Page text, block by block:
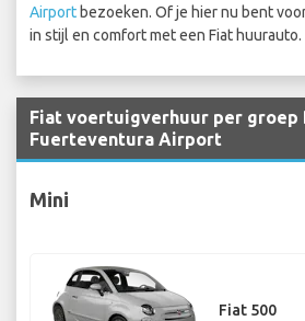
Airport bezoeken. Of je hier nu bent
in stijl en comfort met een Fiat huurauto.
Fiat voertuigverhuur per groep
Fuerteventura Airport
Mini
Fiat 500